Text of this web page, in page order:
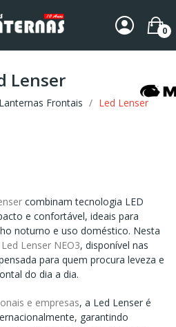
0
Lenser
Lanternas Frontais Led Lenser
combinam tecnologia LED
e confortável, ideais para
noturno e uso doméstico. Nesta
Led Lenser NEO3, disponível nas
para quem procura leveza e
do dia a dia.
e empresas, a Led Lenser é
garantindo